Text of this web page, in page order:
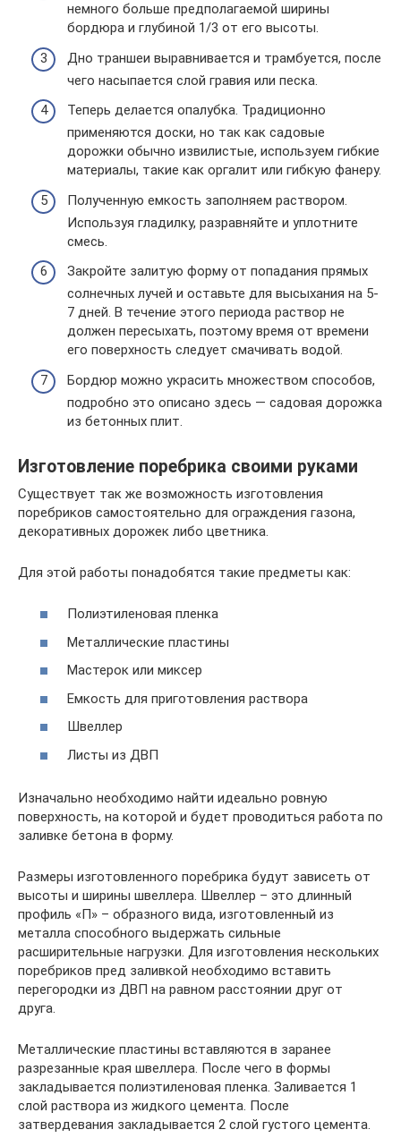
немного больше предполагаемой ширины
бордюра и глубиной 1/3 от его высоты.
Дно траншеи выравнивается и трамбуется, после
чего насыпается слой гравия или песка.
Теперь делается опалубка. Традиционно
применяются доски, но так как садовые
дорожки обычно извилистые, используем гибкие
материалы, такие как оргалит или гибкую фанеру.
Полученную емкость заполняем раствором.
Используя гладилку, разравняйте и уплотните
смесь.
Закройте залитую форму от попадания прямых
солнечных лучей и оставьте для высыхания на 5-
7 дней. В течение этого периода раствор не
должен пересыхать, поэтому время от времени
его поверхность следует смачивать водой.
Бордюр можно украсить множеством способов,
подробно это описано здесь — садовая дорожка
из бетонных плит.
Изготовление поребрика своими руками
Существует так же возможность изготовления
поребриков самостоятельно для ограждения газона,
декоративных дорожек либо цветника.
Для этой работы понадобятся такие предметы как:
Полиэтиленовая пленка
Металлические пластины
Мастерок или миксер
Емкость для приготовления раствора
Швеллер
Листы из ДВП
Изначально необходимо найти идеально ровную
поверхность, на которой и будет проводиться работа по
заливке бетона в форму.
Размеры изготовленного поребрика будут зависеть от
высоты и ширины швеллера. Швеллер – это длинный
профиль «П» – образного вида, изготовленный из
металла способного выдержать сильные
расширительные нагрузки. Для изготовления нескольких
поребриков пред заливкой необходимо вставить
перегородки из ДВП на равном расстоянии друг от
друга.
Металлические пластины вставляются в заранее
разрезанные края швеллера. После чего в формы
закладывается полиэтиленовая пленка. Заливается 1
слой раствора из жидкого цемента. После
затвердевания закладывается 2 слой густого цемента.